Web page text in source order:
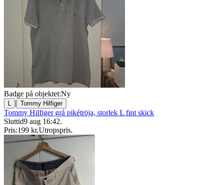
Badge på objektet:Ny
L | Tommy Hilfiger
Tommy Hilfiger grå pikétröja, storlek L fint skick
Sluttid9 aug 16:42.
Pris:199 kr,Utropspris.